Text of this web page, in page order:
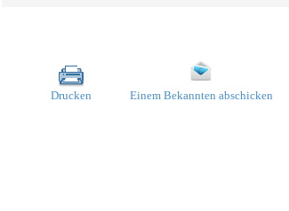
Drucken Einem Bekannten abschicken